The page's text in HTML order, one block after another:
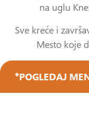
na uglu
Sve kreće i
Mesto koje
POGLEDAJ